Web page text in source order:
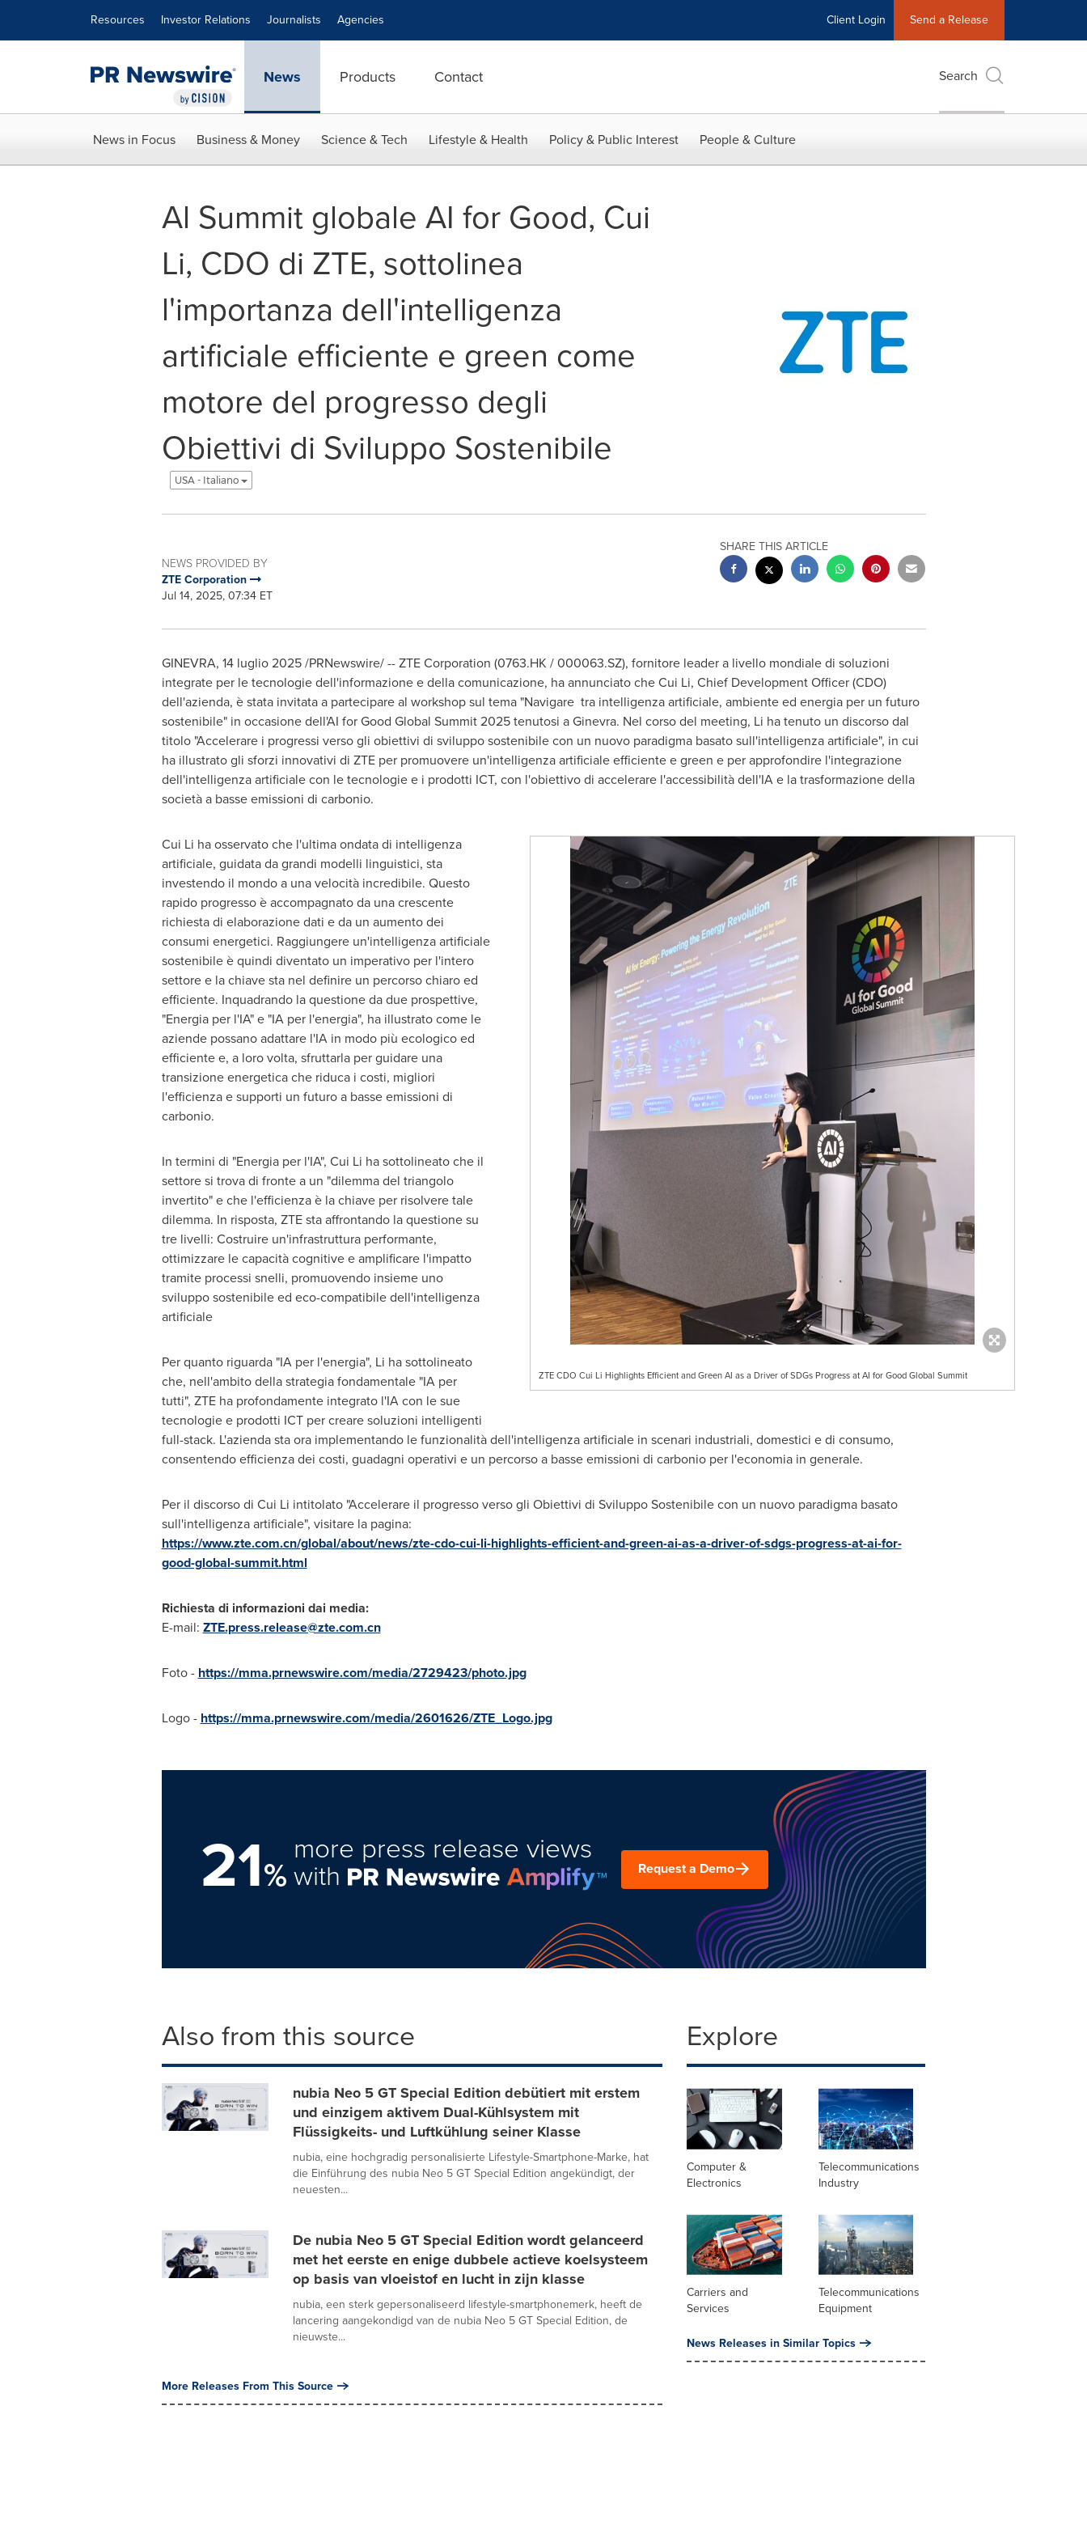
Resources Investor Relations Journalists Agencies Client Login Send a Release
News Products Contact Search
News in Focus Business & Money Science & Tech Lifestyle & Health Policy & Public Interest People & Culture
Al Summit globale AI for Good, Cui
Li, CDO di ZTE, sottolinea
l'importanza dell'intelligenza
artificiale efficiente e green come
motore del progresso degli
Obiettivi di Sviluppo Sostenibile
USA - Italiano
NEWS PROVIDED BY
ZTE Corporation
Jul 14, 2025, 07:34 ET
SHARE THIS ARTICLE
GINEVRA, 14 luglio 2025/PRNewswire/ -- ZTE Corporation (0763.HK / 000063.SZ), fornitore leader a livello mondiale di soluzioni
integrate per le tecnologie dell'informazione e della comunicazione, ha annunciato cheCui Li, Chief Development Officer (CDO)
dell'azienda, è stata invitata a partecipare al workshop sul tema "Navigare tra intelligenza artificiale, ambiente ed energia per un futuro
sostenibile" in occasione dell'AI for Good Global Summit 2025 tenutosi a Ginevra. Nel corso del meeting, Li ha tenuto un discorso dal
titolo "Accelerare i progressi verso gli obiettivi di sviluppo sostenibile con un nuovo paradigma basato sull'intelligenza artificiale", in cui
ha illustrato gli sforzi innovativi di ZTE per promuovere un'intelligenza artificiale efficiente e green e per approfondire l'integrazione
dell'intelligenza artificiale con le tecnologie e i prodotti ICT, con l'obiettivo di accelerare l'accessibilità dell'IA e la trasformazione della
società a basse emissioni di carbonio.
ZTE CDO Cui Li Highlights Efficient and Green AI as a Driver of SDGs Progress at AI for Good Global Summit
Cui Li ha osservato che l'ultima ondata di intelligenza
artificiale, guidata da grandi modelli linguistici, sta
investendo il mondo a una velocità incredibile. Questo
rapido progresso è accompagnato da una crescente
richiesta di elaborazione dati e da un aumento dei
consumi energetici. Raggiungere un'intelligenza artificiale
sostenibile è quindi diventato un imperativo per l'intero
settore e la chiave sta nel definire un percorso chiaro ed
efficiente. Inquadrando la questione da due prospettive,
"Energia per l'IA" e "IA per l'energia", ha illustrato come le
aziende possano adattare l'IA in modo più ecologico ed
efficiente e, a loro volta, sfruttarla per guidare una
transizione energetica che riduca i costi, migliori
l'efficienza e supporti un futuro a basse emissioni di
carbonio.
In termini di "Energia per l'IA", Cui Li ha sottolineato che il
settore si trova di fronte a un "dilemma del triangolo
invertito" e che l'efficienza è la chiave per risolvere tale
dilemma. In risposta, ZTE sta affrontando la questione su
tre livelli: Costruire un'infrastruttura performante,
ottimizzare le capacità cognitive e amplificare l'impatto
tramite processi snelli, promuovendo insieme uno
sviluppo sostenibile ed eco-compatibile dell'intelligenza
artificiale
Per quanto riguarda "IA per l'energia", Li ha sottolineato
che, nell'ambito della strategia fondamentale "IA per
tutti", ZTE ha profondamente integrato l'IA con le sue
tecnologie e prodotti ICT per creare soluzioni intelligenti
full-stack. L'azienda sta ora implementando le funzionalità dell'intelligenza artificiale in scenari industriali, domestici e di consumo,
consentendo efficienza dei costi, guadagni operativi e un percorso a basse emissioni di carbonio per l'economia in generale.
Per il discorso di Cui Li intitolato "Accelerare il progresso verso gli Obiettivi di Sviluppo Sostenibile con un nuovo paradigma basato
sull'intelligenza artificiale", visitare la pagina:
https://www.zte.com.cn/global/about/news/zte-cdo-cui-li-highlights-efficient-and-green-ai-as-a-driver-of-sdgs-progress-at-ai-for-
good-global-summit.html
Richiesta di informazioni dai media:
E-mail: ZTE.press.release@zte.com.cn
Foto - https://mma.prnewswire.com/media/2729423/photo.jpg
Logo - https://mma.prnewswire.com/media/2601626/ZTE_Logo.jpg
21%
more press release views
with Request a Demo
Also from this source
nubia Neo 5 GT Special Edition debütiert mit erstem
und einzigem aktivem Dual-Kühlsystem mit
Flüssigkeits- und Luftkühlung seiner Klasse
nubia, eine hochgradig personalisierte Lifestyle-Smartphone-Marke, hat
die Einführung des nubia Neo 5 GT Special Edition angekündigt, der
neuesten...
De nubia Neo 5 GT Special Edition wordt gelanceerd
met het eerste en enige dubbele actieve koelsysteem
op basis van vloeistof en lucht in zijn klasse
nubia, een sterk gepersonaliseerd lifestyle-smartphonemerk, heeft de
lancering aangekondigd van de nubia Neo 5 GT Special Edition, de
nieuwste...
More Releases From This Source
Explore
Computer &
Electronics
Telecommunications
Industry
Carriers and
Services
Telecommunications
Equipment
News Releases in Similar Topics